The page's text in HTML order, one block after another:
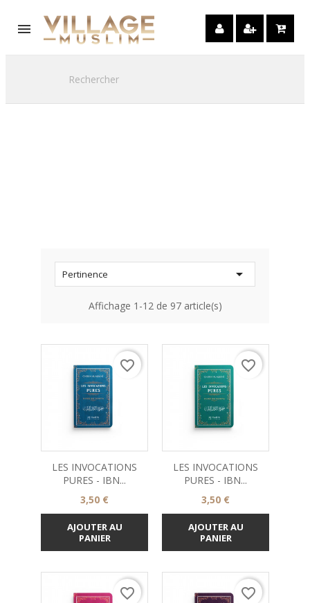

Pertinence 
Affichage 1-12 de 97 article(s)
LES INVOCATIONS
PURES - IBN...
Prix
3,50 €
AJOUTER AU
PANIER
favorite_border
LES INVOCATIONS
PURES - IBN...
Prix
3,50 €
AJOUTER AU
PANIER
favorite_border
favorite_border favorite_border